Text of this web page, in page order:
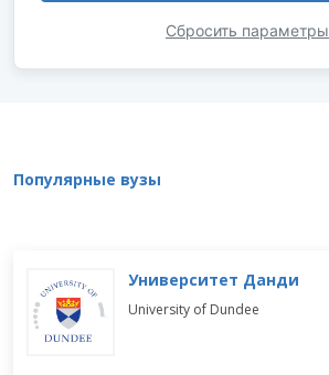
Сбросить параметры
Популярные вузы
Университет Данди
University of Dundee